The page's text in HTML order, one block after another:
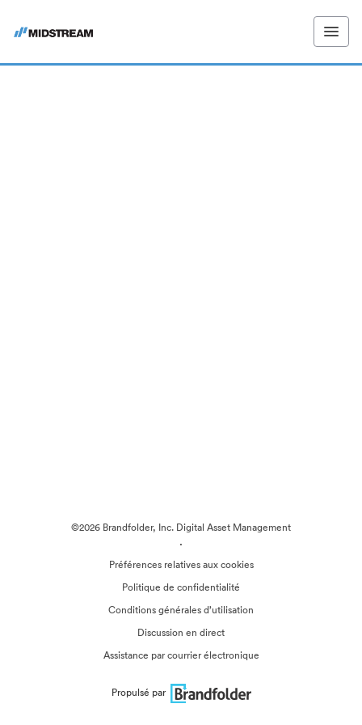
©2026 Brandfolder, Inc. Digital Asset Management
·
Préférences relatives aux cookies
Politique de confidentialité
Conditions générales d’utilisation
Discussion en direct
Assistance par courrier électronique
Propulsé par